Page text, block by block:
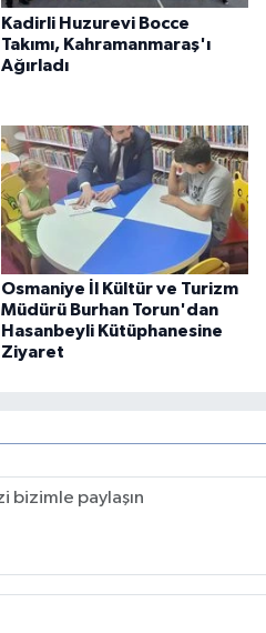
Kadirli Huzurevi Bocce
Takımı, Kahramanmaraş'ı
Ağırladı
Osmaniye İl Kültür ve Turizm
Müdürü Burhan Torun'dan
Hasanbeyli Kütüphanesine
Ziyaret